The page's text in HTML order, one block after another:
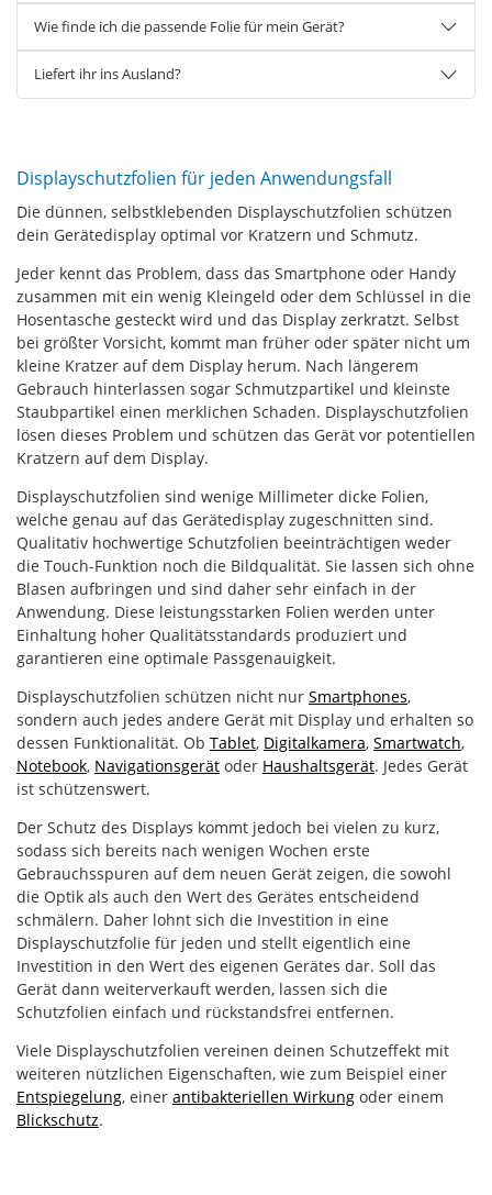
Wie finde ich die passende Folie für mein Gerät?
Liefert ihr ins Ausland?
Displayschutzfolien für jeden Anwendungsfall
Die dünnen, selbstklebenden Displayschutzfolien schützen
dein Gerätedisplay optimal vor Kratzern und Schmutz.
Jeder kennt das Problem, dass das Smartphone oder Handy
zusammen mit ein wenig Kleingeld oder dem Schlüssel in die
Hosentasche gesteckt wird und das Display zerkratzt. Selbst
bei größter Vorsicht, kommt man früher oder später nicht um
kleine Kratzer auf dem Display herum. Nach längerem
Gebrauch hinterlassen sogar Schmutzpartikel und kleinste
Staubpartikel einen merklichen Schaden. Displayschutzfolien
lösen dieses Problem und schützen das Gerät vor potentiellen
Kratzern auf dem Display.
Displayschutzfolien sind wenige Millimeter dicke Folien,
welche genau auf das Gerätedisplay zugeschnitten sind.
Qualitativ hochwertige Schutzfolien beeinträchtigen weder
die Touch-Funktion noch die Bildqualität. Sie lassen sich ohne
Blasen aufbringen und sind daher sehr einfach in der
Anwendung. Diese leistungsstarken Folien werden unter
Einhaltung hoher Qualitätsstandards produziert und
garantieren eine optimale Passgenauigkeit.
Displayschutzfolien schützen nicht nur Smartphones,
sondern auch jedes andere Gerät mit Display und erhalten so
dessen Funktionalität. Ob Tablet, Digitalkamera, Smartwatch,
Notebook, Navigationsgerät oder Haushaltsgerät. Jedes Gerät
ist schützenswert.
Der Schutz des Displays kommt jedoch bei vielen zu kurz,
sodass sich bereits nach wenigen Wochen erste
Gebrauchsspuren auf dem neuen Gerät zeigen, die sowohl
die Optik als auch den Wert des Gerätes entscheidend
schmälern. Daher lohnt sich die Investition in eine
Displayschutzfolie für jeden und stellt eigentlich eine
Investition in den Wert des eigenen Gerätes dar. Soll das
Gerät dann weiterverkauft werden, lassen sich die
Schutzfolien einfach und rückstandsfrei entfernen.
Viele Displayschutzfolien vereinen deinen Schutzeffekt mit
weiteren nützlichen Eigenschaften, wie zum Beispiel einer
Entspiegelung, einer antibakteriellen Wirkung oder einem
Blickschutz.